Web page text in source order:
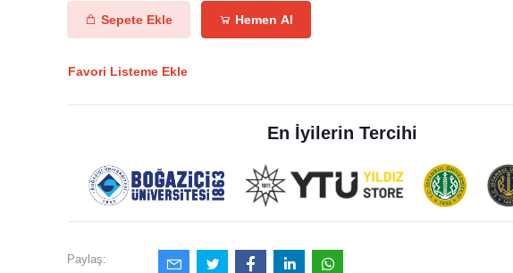
Sepete Ekle Hemen Al
Favori Listeme Ekle
En İyilerin Tercihi
Paylaş: